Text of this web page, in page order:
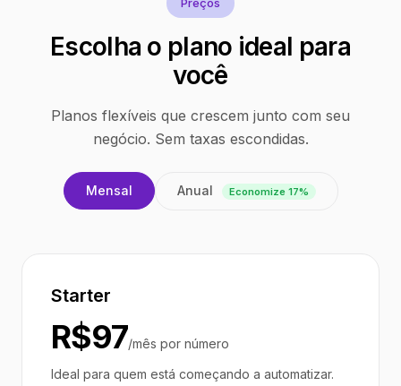
Escolha o plano ideal para
você
Planos flexíveis que crescem junto com seu
negócio. Sem taxas escondidas.
Mensal Anual Economize 17%
Starter
R$97/mês por número
Ideal para quem está começando a automatizar.